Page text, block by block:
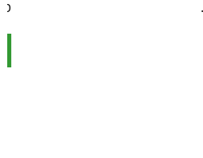
מגדלת ידני כרטיס...